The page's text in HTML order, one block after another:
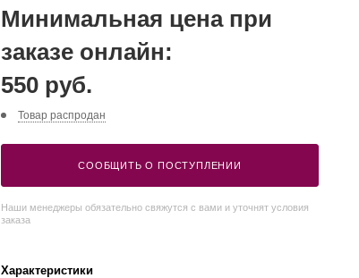
Минимальная цена при
заказе онлайн:
550 руб.
Товар распродан
СООБЩИТЬ О ПОСТУПЛЕНИИ
Наши менеджеры обязательно свяжутся с вами и уточнят условия
заказа
Характеристики